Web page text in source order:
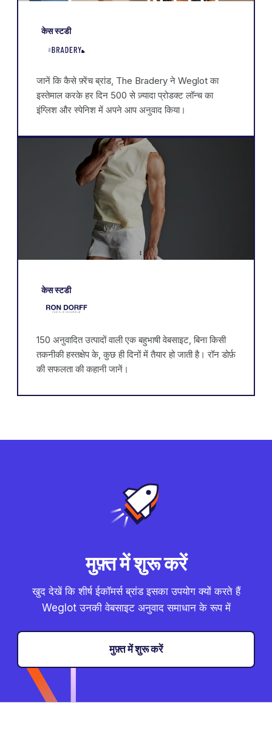
केस स्टडी
जानें कि कैसे फ़्रेंच ब्रांड, The Bradery ने Weglot का
इस्तेमाल करके हर दिन 500 से ज़्यादा प्रोडक्ट लॉन्च का
इंग्लिश और स्पेनिश में अपने आप अनुवाद किया।
केस स्टडी
150 अनुवादित उत्पादों वाली एक बहुभाषी वेबसाइट, बिना किसी
तकनीकी हस्तक्षेप के, कुछ ही दिनों में तैयार हो जाती है। रॉन डोर्फ़
की सफलता की कहानी जानें।
मुफ़्त में शुरू करें
खुद देखें कि शीर्ष ईकॉमर्स ब्रांड इसका उपयोग क्यों करते हैं
Weglot उनकी वेबसाइट अनुवाद समाधान के रूप में
मुफ़्त में शुरू करें